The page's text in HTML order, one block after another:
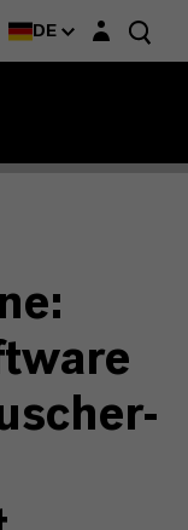
DE Login-Maske